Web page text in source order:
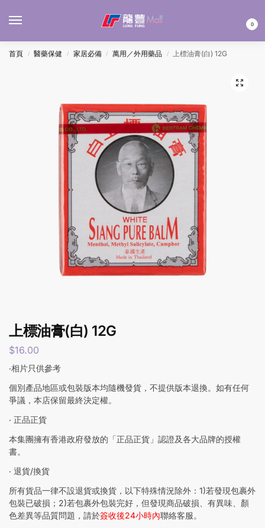
0
首頁 / 醫藥保健 / 家居必備 / 萬用／外用藥品 / 上標油膏(白) 12G
上標油膏(白) 12G
$16.00
‧相片只供參考
個別產品地區或包裝版本均隨機發貨，不提供版本退換。如有任何
爭議，本店保留最終決定權。
‧ 正品正貨
本集團擁有香港政府發放的「正品正貨」認證及各大品牌的授權
書。
‧ 退貨/換貨
所有貨品一律不設退貨或換貨，以下特殊情況除外：1)若發現包裹外
包裝已破損；2)若包裹外包裝完好，但發現商品破損、有異味、顏
色差異等品質問題，請於簽收後24小時內聯絡客服。